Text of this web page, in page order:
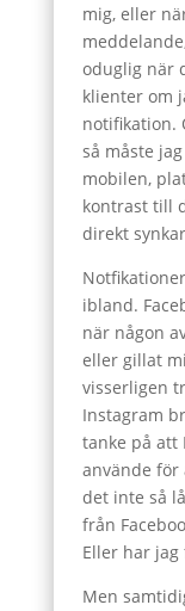
mig, eller
oduglig när
klienter om
notifikation.
så måste
mobilen,
kontrast till
direkt
ibland.
när någon
eller gillat
visserligen
Instagram
tanke på att
använde
det inte så
från
Eller har jag
Men